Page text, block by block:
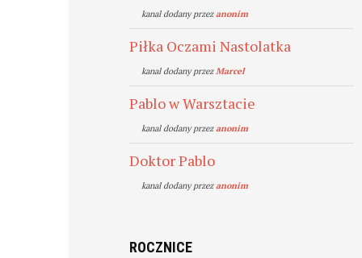
kanal dodany przezanonim
Piłka Oczami Nastolatka
kanal dodany przezMarcel
Pablo w Warsztacie
kanal dodany przezanonim
Doktor Pablo
kanal dodany przezanonim
ROCZNICE